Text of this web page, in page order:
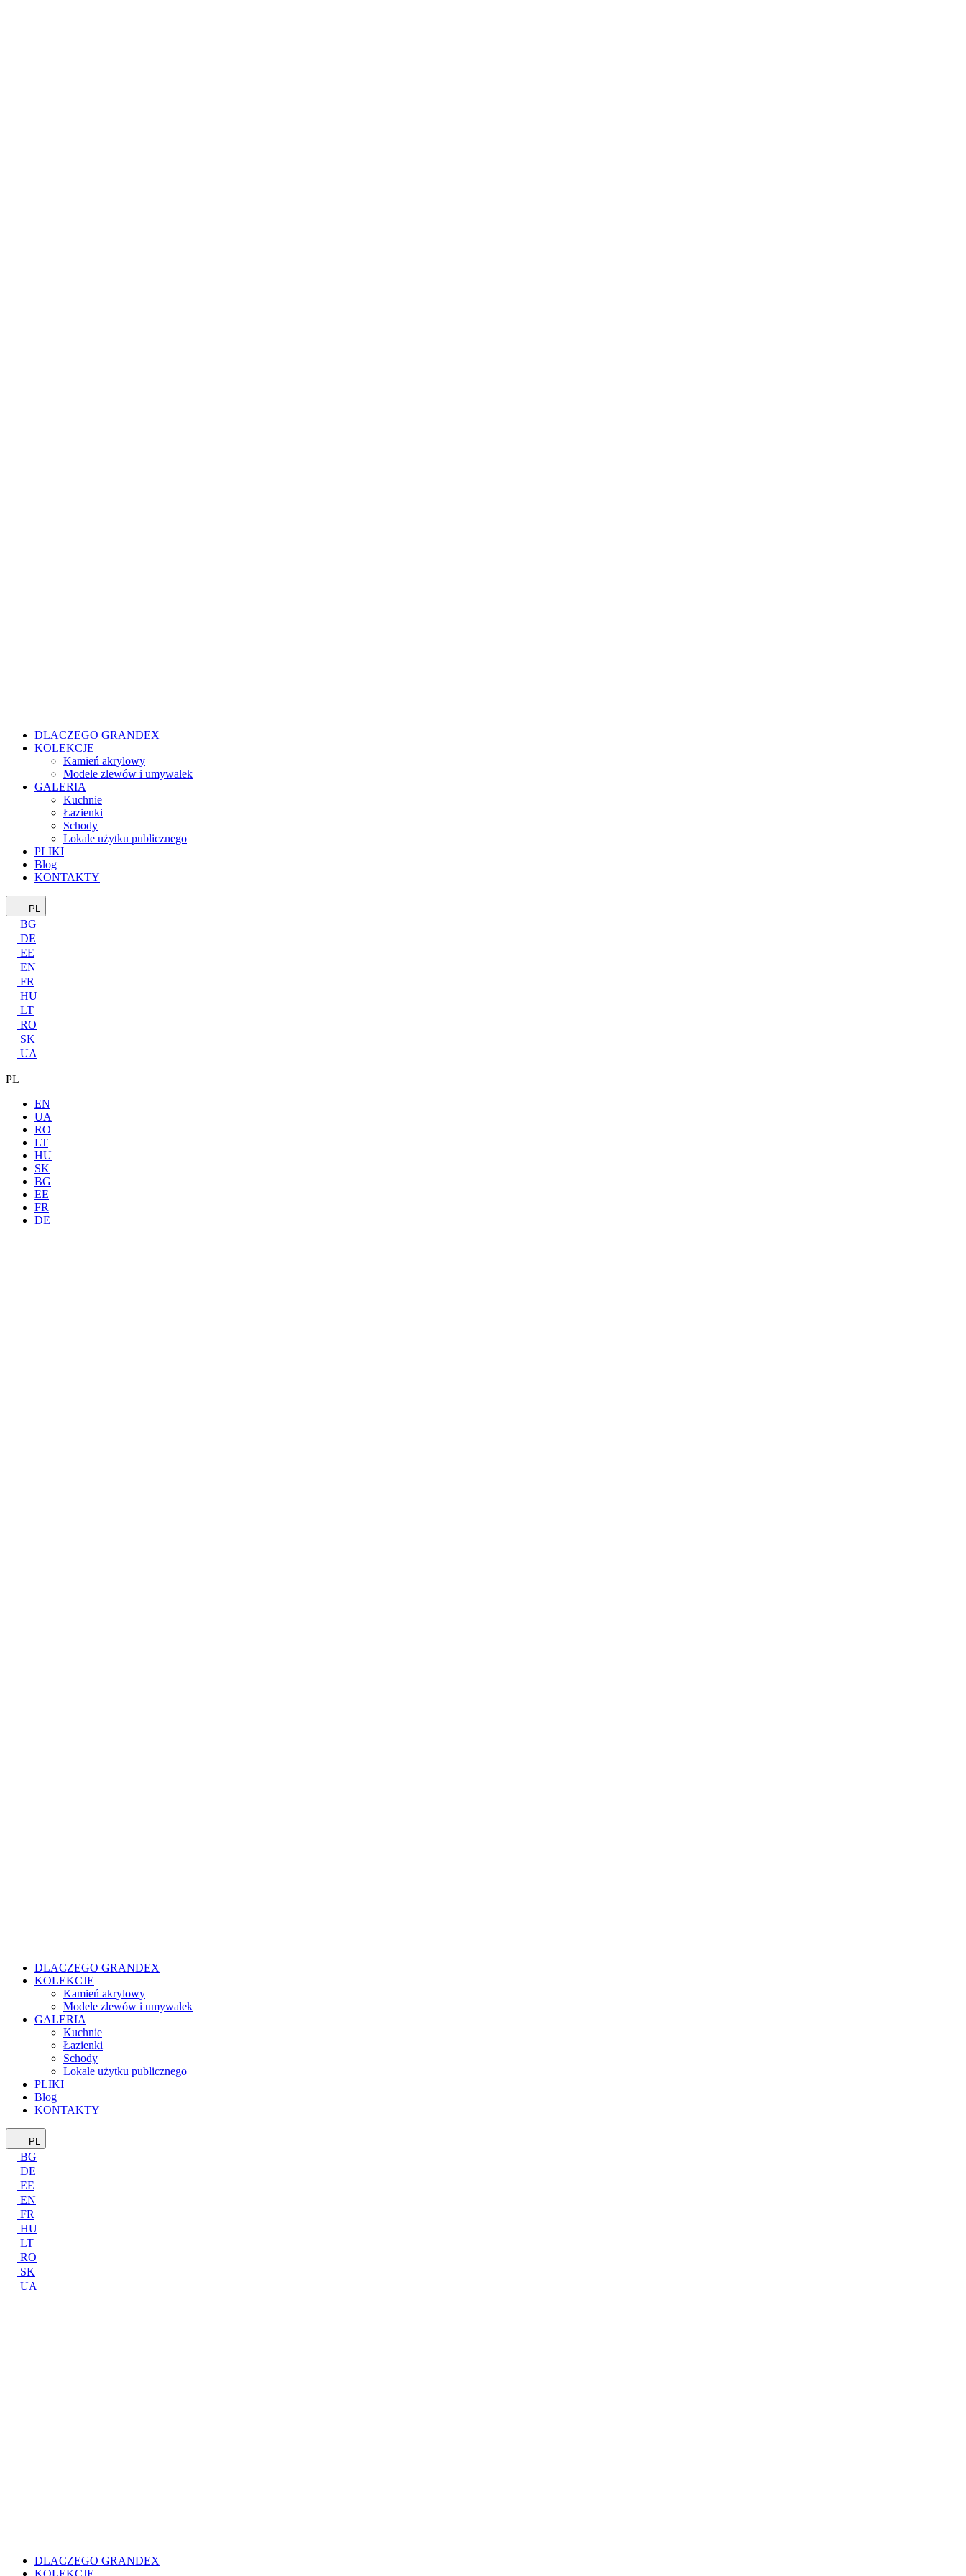
DLACZEGO GRANDEX
KOLEKCJE
Kamień akrylowy
Modele zlewów i umywalek
GALERIA
Kuchnie
Łazienki
Schody
Lokale użytku publicznego
PLIKI
Blog
KONTAKTY
PL
BG
DE
EE
EN
FR
HU
LT
RO
SK
UA
PL
EN
UA
RO
LT
HU
SK
BG
EE
FR
DE
DLACZEGO GRANDEX
KOLEKCJE
Kamień akrylowy
Modele zlewów i umywalek
GALERIA
Kuchnie
Łazienki
Schody
Lokale użytku publicznego
PLIKI
Blog
KONTAKTY
PL
BG
DE
EE
EN
FR
HU
LT
RO
SK
UA
DLACZEGO GRANDEX
KOLEKCJE